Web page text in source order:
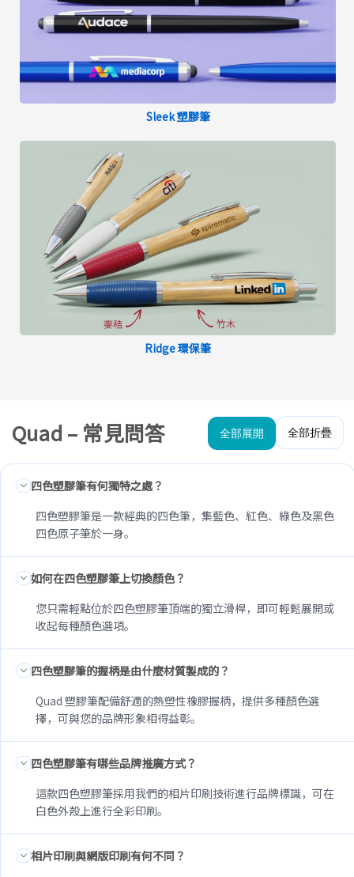
Sleek 塑膠筆
Ridge 環保筆
Quad – 常見問答 全部展開 全部折疊
四色塑膠筆有何獨特之處？
四色塑膠筆是一款經典的四色筆，集藍色、紅色、綠色及黑色
四色原子筆於一身。
如何在四色塑膠筆上切換顏色？
您只需輕點位於四色塑膠筆頂端的獨立滑桿，即可輕鬆展開或
收起每種顏色選項。
四色塑膠筆的握柄是由什麼材質製成的？
Quad 塑膠筆配備舒適的熱塑性橡膠握柄，提供多種顏色選
擇，可與您的品牌形象相得益彰。
四色塑膠筆有哪些品牌推廣方式？
這款四色塑膠筆採用我們的相片印刷技術進行品牌標識，可在
白色外殼上進行全彩印刷。
相片印刷與網版印刷有何不同？